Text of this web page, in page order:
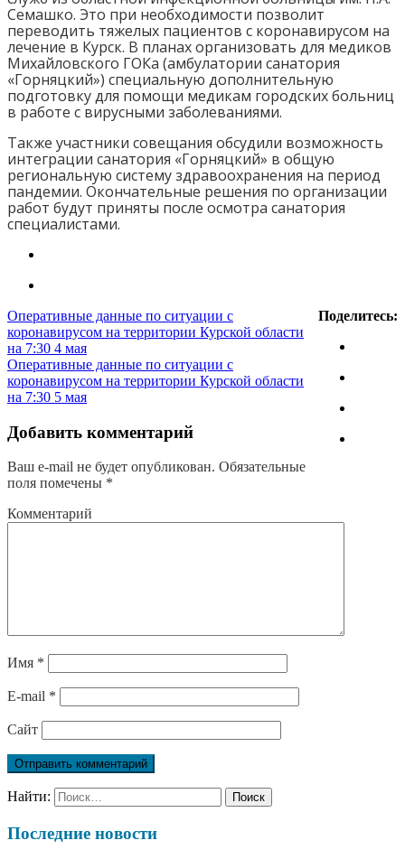
Семашко. Это при необходимости позволит
переводить тяжелых пациентов с коронавирусом на
лечение в Курск. В планах организовать для медиков
Михайловского ГОКа (амбулатории санатория
«Горняцкий») специальную дополнительную
подготовку для помощи медикам городских больниц
в работе с вирусными заболеваниями.
Также участники совещания обсудили возможность
интеграции санатория «Горняцкий» в общую
региональную систему здравоохранения на период
пандемии. Окончательные решения по организации
работ будут приняты после осмотра санатория
специалистами.
Поделитесь:
Оперативные данные по ситуации с
коронавирусом на территории Курской области
на 7:30 4 мая
Оперативные данные по ситуации с
коронавирусом на территории Курской области
на 7:30 5 мая
Добавить комментарий
Ваш e-mail не будет опубликован. Обязательные
поля помечены *
Комментарий
Имя *
E-mail *
Сайт
Найти:
Последние новости